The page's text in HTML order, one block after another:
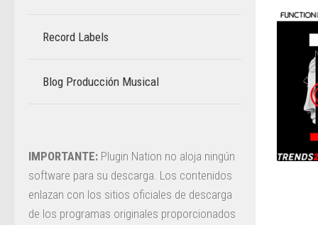
Record Labels
Blog Producción Musical
–
IMPORTANTE: Plugin Nation no aloja ningún
software para su descarga. Los contenidos
enlazan con los sitios oficiales de descarga
de los programas originales proporcionados